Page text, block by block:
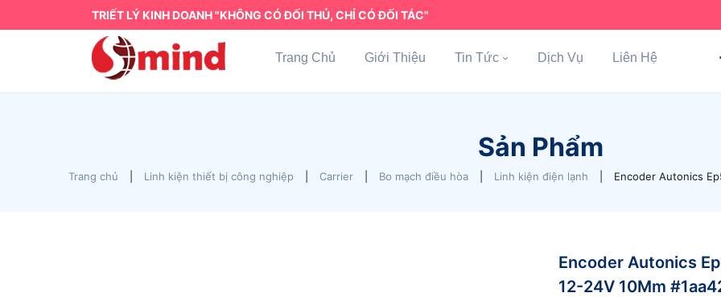
TRIẾT LÝ KINH DOANH "KHÔNG CÓ ĐỐI THỦ, CHỈ CÓ ĐỐI TÁC"
Trang Chủ Giới Thiệu Tin Tức Dịch Vụ Liên Hệ
Sản Phẩm
Trang chủ Linh kiện thiết bị công nghiệp Carrier Bo mạch điều hòa Linh kiện điện lạnh Encoder Autonics
Encoder Autonics
12-24V 10Mm